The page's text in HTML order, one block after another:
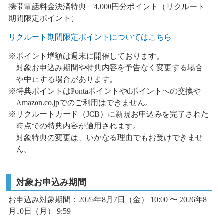
携帯電話料金決済特典 4,000円分ポイント（リクルート
期間限定ポイント）
リクルート期間限定ポイントについてはこちら
※ポイント増額は週末に開催しております。
対象お申込み期間や特典内容を予告なく変更する場合
や中止する場合があります。
※特典ポイントはPontaポイントやdポイントへの交換や
Amazon.co.jpでのご利用はできません。
※リクルートカード（JCB）に新規お申込みを完了された
時点での特典内容が適用されます。
対象特典の変更は、いかなる理由でもお受けできませ
ん。
対象お申込み期間
お申込み対象期間：2026年8月7日（金） 10:00 〜 2026年8
月10日（月） 9:59